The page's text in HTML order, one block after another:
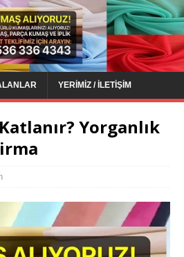
YERIMIZ / İLETIŞIM
Yorganlık